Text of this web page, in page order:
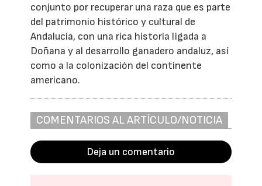
conjunto por recuperar una raza que es parte
del patrimonio histórico y cultural de
Andalucía, con una rica historia ligada a
Doñana y al desarrollo ganadero andaluz, así
como a la colonización del continente
americano.
COMENTARIOS AL ARTÍCULO/NOTICIA
Deja un comentario